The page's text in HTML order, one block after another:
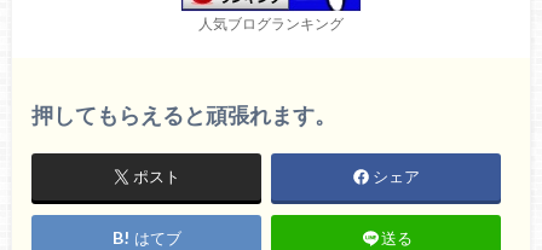
人気ブログランキング
押してもらえると頑張れます。
ポスト シェア
はてブ 送る